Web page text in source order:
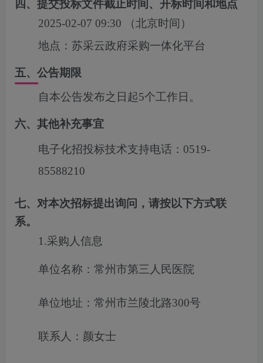
四、提交投标文件截止时间、开标时间和地点
2025-02-07 09:30 （北京时间）
地点： 苏采云政府采购一体化平台
五、公告期限
自本公告发布之日起5个工作日。
六、其他补充事宜
电子化招投标技术支持电话：0519-
85588210
七、对本次招标提出询问，请按以下方式联
系。
1.采购人信息
单位名称：常州市第三人民医院
单位地址：常州市兰陵北路300号
联系人：颜女士